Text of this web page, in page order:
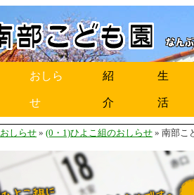
おしら
せ
紹
介
生
活
おしらせ » (0・1)ひよこ組のおしらせ » 南部こ